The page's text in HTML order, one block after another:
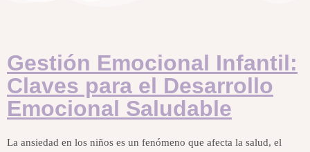
Gestión Emocional Infantil:
Claves para el Desarrollo
Emocional Saludable
La ansiedad en los niños es un fenómeno que afecta la salud, el